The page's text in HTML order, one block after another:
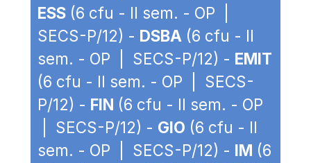
ESS (6 cfu - II sem. - OP |
SECS-P/12) - DSBA (6 cfu - II
sem. - OP | SECS-P/12) - EMIT
(6 cfu - II sem. - OP | SECS-
P/12) - FIN (6 cfu - II sem. - OP
| SECS-P/12) - GIO (6 cfu - II
sem. - OP | SECS-P/12) - IM (6